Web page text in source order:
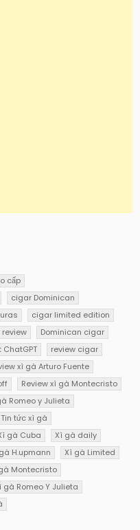
cấp
cigar Dominican
cigar limited edition
Dominican cigar
ChatGPT
review cigar
xì gà Arturo Fuente
Review xì gà Montecristo
Romeo y Julieta
Tin tức xì gà
gà Cuba
Xì gà daily
H.upmann
Xì gà Limited
Montecristo
gà Romeo Y Julieta